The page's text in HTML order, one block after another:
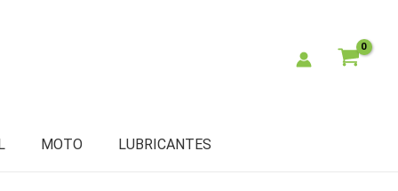
MOTO LUBRICANTES